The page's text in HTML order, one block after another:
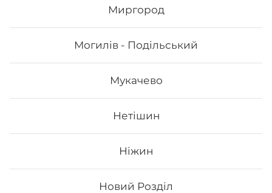
Миргород
Могилів - Подільський
Мукачево
Нетішин
Ніжин
Новий Розділ